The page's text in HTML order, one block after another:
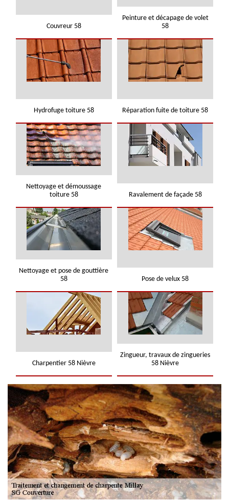
Couvreur 58
Peinture et décapage de volet
58
Hydrofuge toiture 58 Réparation fuite de toiture 58
Nettoyage et démoussage
toiture 58
Ravalement de façade 58
Nettoyage et pose de gouttière
58
Pose de velux 58
Charpentier 58 Nièvre
Zingueur, travaux de zingueries
58 Nièvre